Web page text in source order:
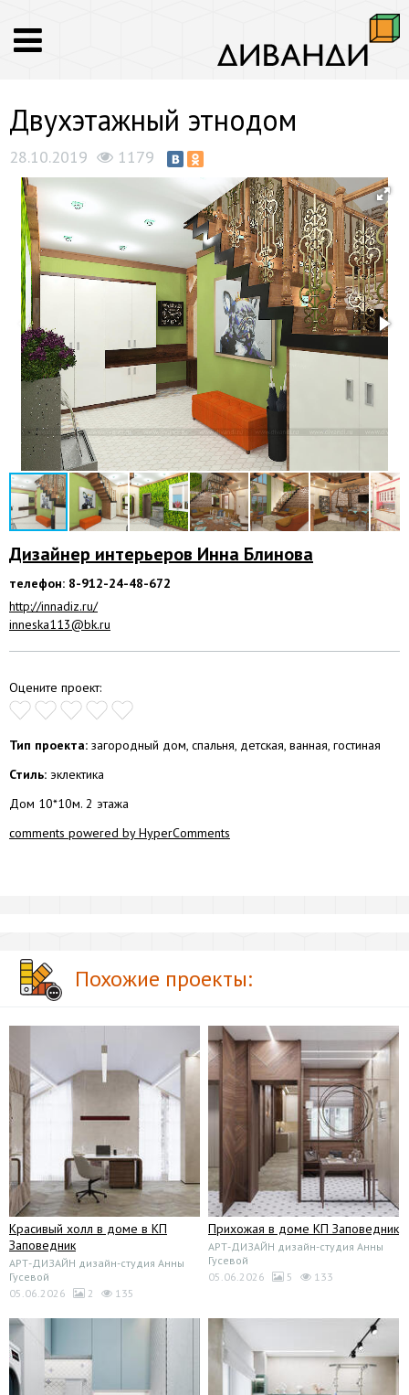
Двухэтажный этнодом
28.10.2019 1179
Дизайнер интерьеров Инна Блинова
телефон: 8-912-24-48-672
http://innadiz.ru/
inneska113@bk.ru
Оцените проект:
Тип проекта: загородный дом, спальня, детская, ванная, гостиная
Стиль: эклектика
Дом 10*10м. 2 этажа
comments powered by HyperComments
Похожие проекты:
Красивый холл в доме в КП
Заповедник
АРТ-ДИЗАЙН дизайн-студия Анны
Гусевой
05.06.2026
2 135
Прихожая в доме КП Заповедник
АРТ-ДИЗАЙН дизайн-студия Анны
Гусевой
05.06.2026
5 133